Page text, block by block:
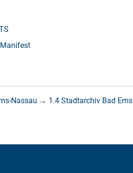
Manifest
Nassau → 1.4 Stadtarchiv Bad Ems